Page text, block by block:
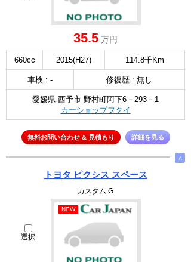
35.5 万円
660cc 2015(H27) 114.8千Km
車検 : - 修復歴 : 無し
愛媛県 西予市 野村町阿下6－293－1
カーショップフクイ
無料お問い合わせ & 見積もり 詳細を見る
∧
トヨタ ピクシス スペース
カスタム G
選択
NEW